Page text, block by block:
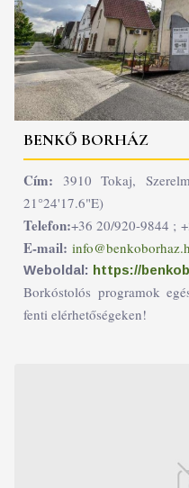
BENKŐ BORHÁZ
Cím: 3910 Tokaj,
21°24'17.6"E)
Telefon:+36 20/920-9844 ;
E-mail:
Weboldal: https://
Borkóstolós programok
fenti elérhetőségeken!